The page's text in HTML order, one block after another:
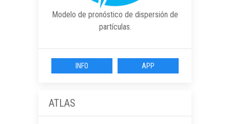
Modelo de pronóstico de dispersión de
partículas.
INFO APP
ATLAS